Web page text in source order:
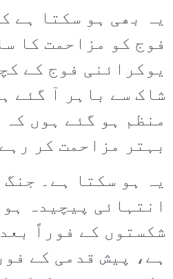
یہ بھی ہو سکتا ہے
فوج کو مزاحمت کا
یوکرائنی فوج کے
شاک سے باہر آ گئے
منظم ہو گئے ہوں
بہتر مزاحمت کر
یہ ہو سکتا ہے۔
انتہائی پیچیدہ
شکستوں کے فوراً
ہے، پیش قدمی کے